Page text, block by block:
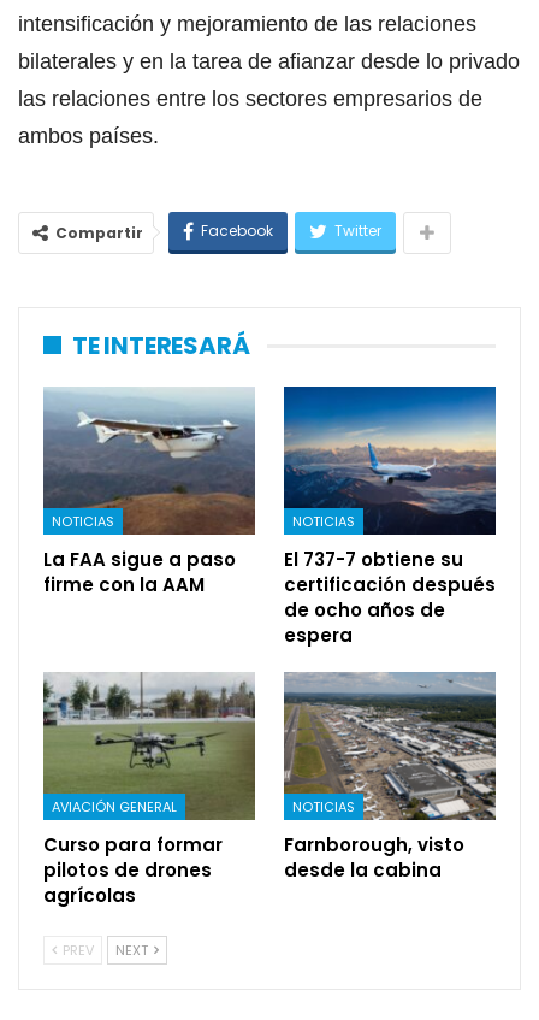
intensificación y mejoramiento de las relaciones
bilaterales y en la tarea de afianzar desde lo privado
las relaciones entre los sectores empresarios de
ambos países.
Compartir Facebook Twitter
TE INTERESARÁ
NOTICIAS
La FAA sigue a paso
firme con la AAM
NOTICIAS
El 737-7 obtiene su
certificación después
de ocho años de
espera
AVIACIÓN GENERAL
Curso para formar
pilotos de drones
agrícolas
NOTICIAS
Farnborough, visto
desde la cabina
PREV NEXT